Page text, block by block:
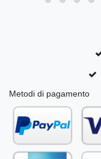
Metodi di pagamento